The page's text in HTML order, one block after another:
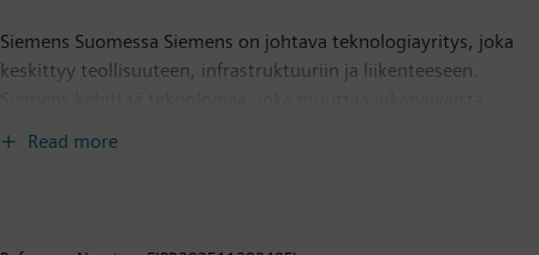
Siemens Suomessa Siemens on johtava teknologiayritys, joka
keskittyy teollisuuteen, infrastruktuuriin ja liikenteeseen.
Read more